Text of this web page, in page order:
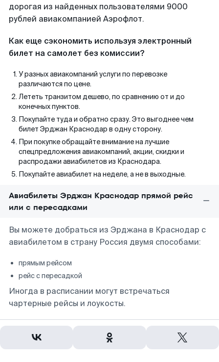
дорогая из найденных пользователями 9000
рублей авиакомпанией Аэрофлот.
Как еще сэкономить используя электронный
билет на самолет без комиссии?
У разных авиакомпаний услуги по перевозке
различаются по цене.
Лететь транзитом дешево, по сравнению от и до
конечных пунктов.
Покупайте туда и обратно сразу. Это выгоднее чем
билет Эрджан Краснодар в одну сторону.
При покупке обращайте внимание на лучшие
спецпредложения авиакомпаний, акции, скидки и
распродажи авиабилетов из Краснодара.
Покупайте авиабилет на неделе, а не в выходные.
Авиабилеты Эрджан Краснодар прямой рейс
или с пересадками
Вы можете добраться из Эрджана в Краснодар с
авиабилетом в страну Россия двумя способами:
прямым рейсом
рейс с пересадкой
Иногда в расписании могут встречаться
чартерные рейсы и лоукосты.